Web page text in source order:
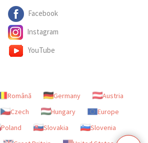
Facebook
Instagram
YouTube
Română Germany
Austria
Czech Hungary
Europe
Poland Slovakia
Slovenia